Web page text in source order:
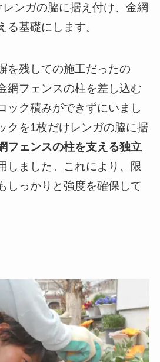
ンガの脇に据え付け、金網
る基礎にします。
を残しての施工だったの
網フェンスの柱を差し込む
ック積みができずにいまし
クを1枚だけレンガの脇に据
フェンスの柱を支える独立
しました。これにより、限
しっかりと強度を確保して